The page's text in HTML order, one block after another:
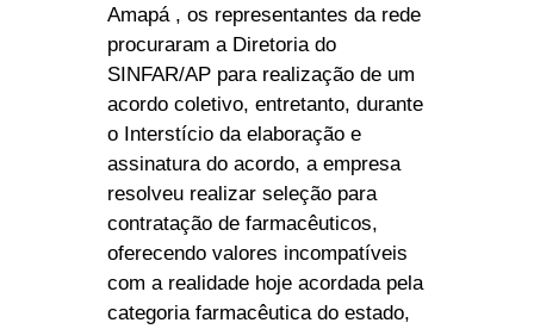
Amapá , os representantes da rede
procuraram a Diretoria do
SINFAR/AP para realização de um
acordo coletivo, entretanto, durante
o Interstício da elaboração e
assinatura do acordo, a empresa
resolveu realizar seleção para
contratação de farmacêuticos,
oferecendo valores incompatíveis
com a realidade hoje acordada pela
categoria farmacêutica do estado,